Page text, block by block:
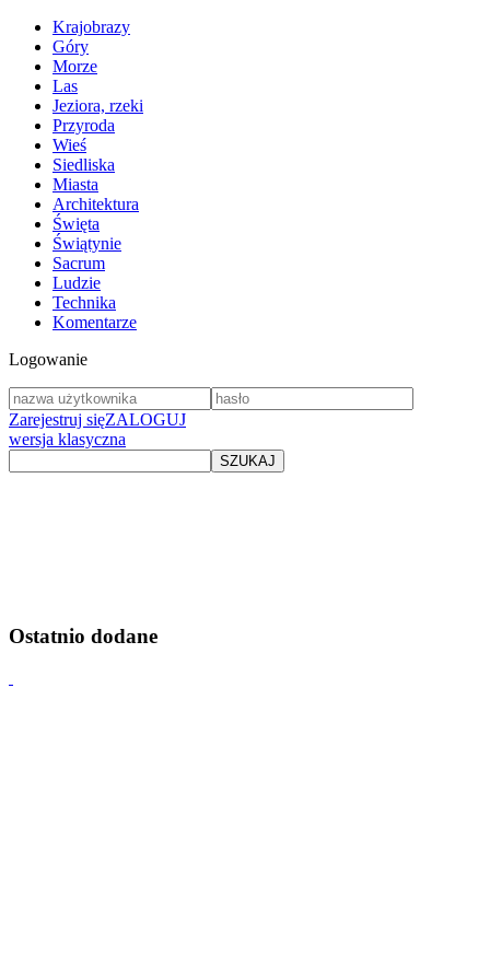
Krajobrazy
Góry
Morze
Las
Jeziora, rzeki
Przyroda
Wieś
Siedliska
Miasta
Architektura
Święta
Świątynie
Sacrum
Ludzie
Technika
Komentarze
Logowanie
Zarejestruj sięZALOGUJ
wersja klasyczna
Ostatnio dodane